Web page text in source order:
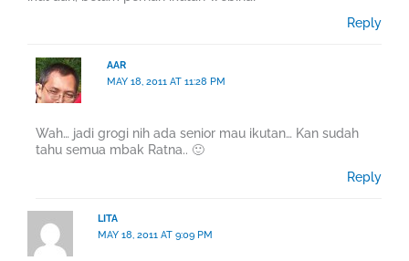
Reply
AAR
MAY 18, 2011 AT 11:28 PM
Wah… jadi grogi nih ada senior mau ikutan… Kan sudah
tahu semua mbak Ratna.. 🙂
Reply
LITA
MAY 18, 2011 AT 9:09 PM